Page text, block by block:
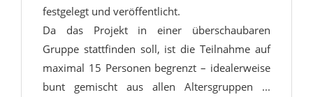
festgelegt und veröffentlicht.
Da das Projekt in einer überschaubaren
Gruppe stattfinden soll, ist die Teilnahme auf
maximal 15 Personen begrenzt – idealerweise
bunt gemischt aus allen Altersgruppen ...